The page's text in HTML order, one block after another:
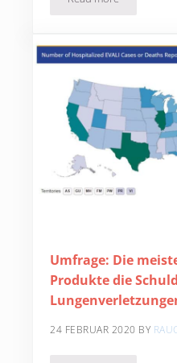
Allgemeine und
Umfrage: Die
Produkte die
24 FEBRUAR 2020 BY